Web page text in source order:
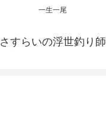
一生一尾
さすらいの浮世釣り師